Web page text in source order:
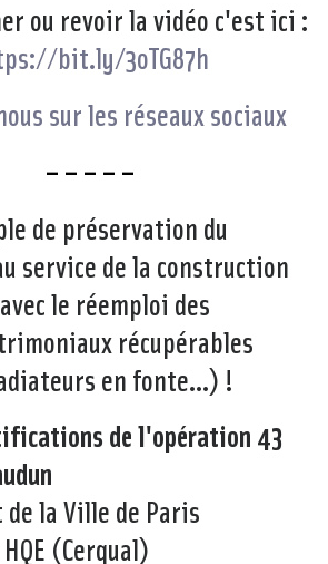
ou revoir la vidéo c'est ici :
bit.ly/3oTG87h
sur les réseaux sociaux
– – – – –
de préservation du
service de la construction
le réemploi des
récupérables
en fonte…) !
de l'opération 43
de la Ville de Paris
(Cerqual)